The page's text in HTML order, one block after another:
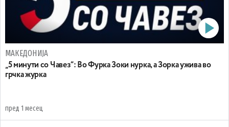
МАКЕДОНИЈА
„5 минути со Чавез“: Во Фурка Зоки нурка, а Зорка ужива во
грчка журка
пред 1 месец